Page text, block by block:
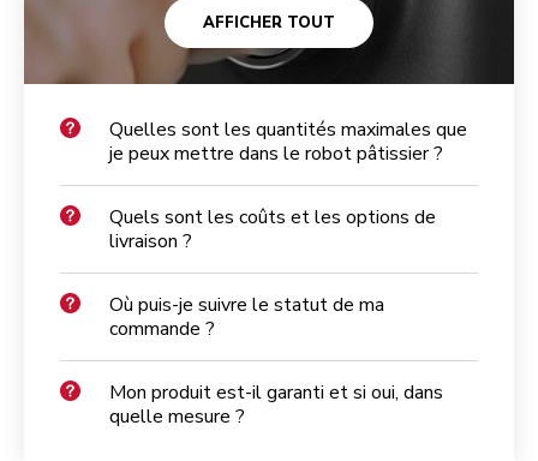
AFFICHER TOUT
Quelles sont les quantités maximales que
je peux mettre dans le robot pâtissier ?
Quels sont les coûts et les options de
livraison ?
Où puis-je suivre le statut de ma
commande ?
Mon produit est-il garanti et si oui, dans
quelle mesure ?